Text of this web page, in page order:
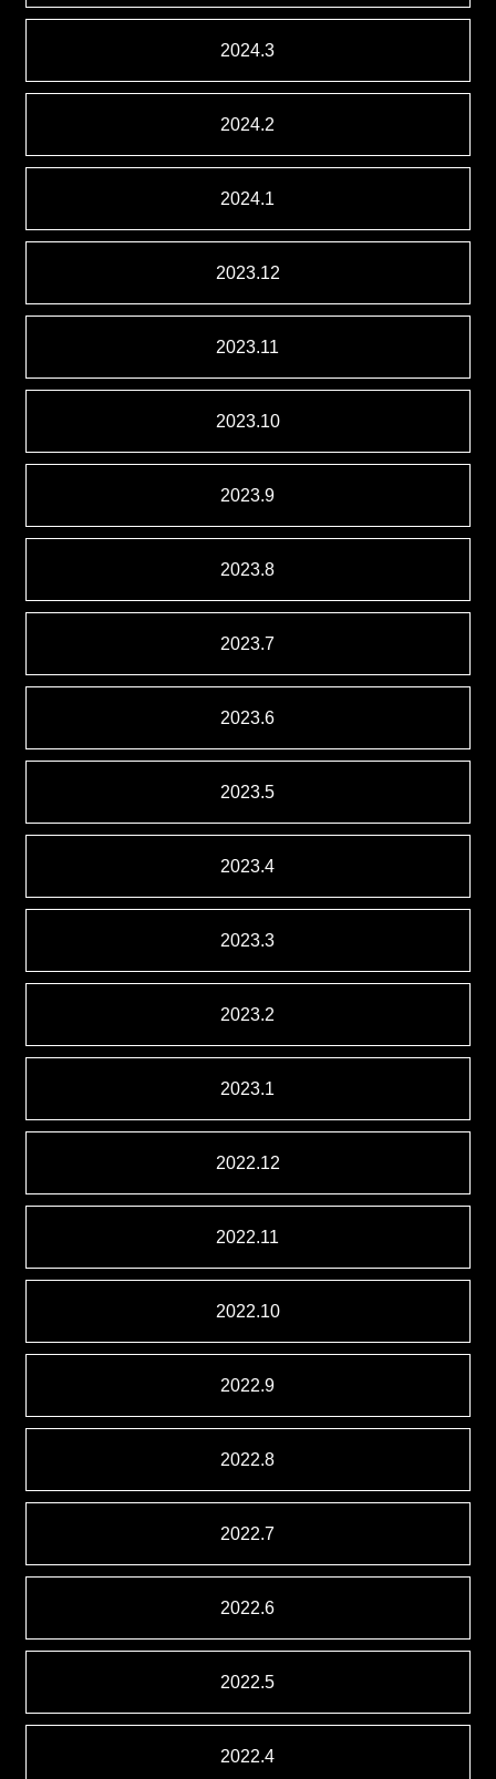
2024.3
2024.2
2024.1
2023.12
2023.11
2023.10
2023.9
2023.8
2023.7
2023.6
2023.5
2023.4
2023.3
2023.2
2023.1
2022.12
2022.11
2022.10
2022.9
2022.8
2022.7
2022.6
2022.5
2022.4